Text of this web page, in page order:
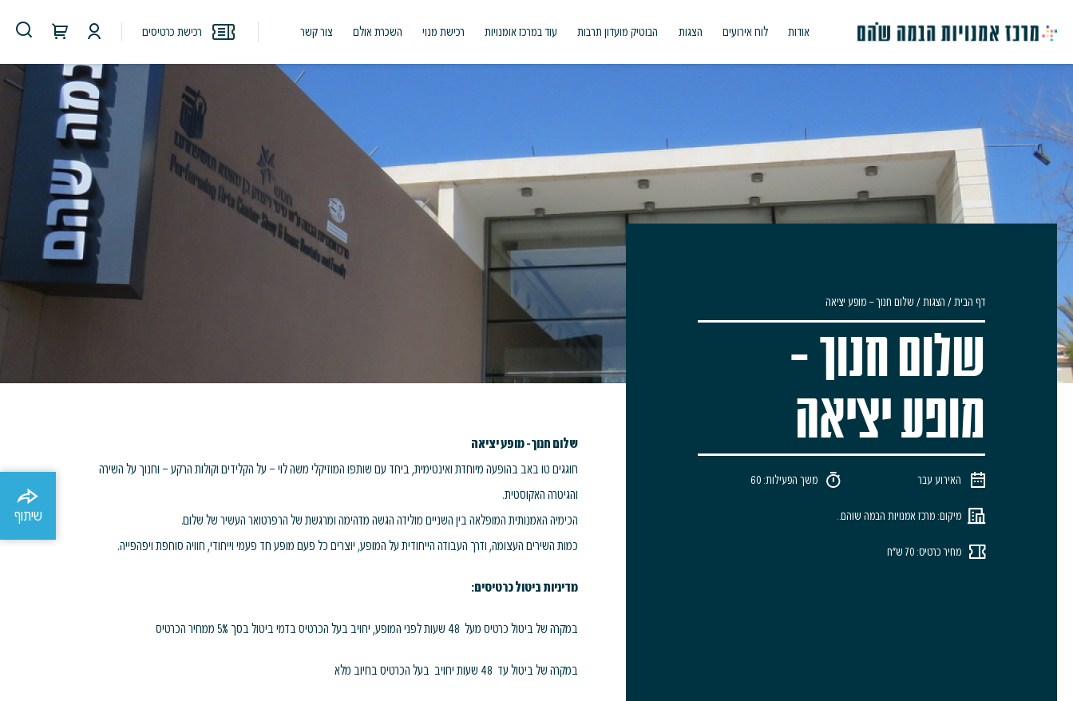
אודות לוח אירועים הצגות הבוטיק מועדון תרבות עוד במרכז אומנויות רכישת מנוי השכרת אולם צור קשר רכישת כרטיסים
חיפוש
שיתוף
דף הבית/הצגות/שלום חנוך – מופע יציאה
שלום חנוך –
מופע יציאה
האירוע עבר משך הפעילות: 60
מיקום: מרכז אמנויות הבמה שוהם..
מחיר כרטיס: 70 ש"ח
שיתוף
שלום חנוך- מופע יציאה
חוגגים טו באב בהופעה מיוחדת ואינטימית, ביחד עם שותפו המוזיקלי משה לוי – על הקלידים וקולות הרקע – וחנוך על השירה
והגיטרה האקוסטית.
הכימיה האמנותית המופלאה בין השניים מולידה הגשה מדהימה ומרגשת של הרפרטואר העשיר של שלום.
כמות השירים העצומה, ודרך העבודה הייחודית על המופע, יוצרים כל פעם מופע חד פעמי וייחודי, חוויה סוחפת ויפהפייה.
מדיניות ביטול כרטיסים:
במקרה של ביטול כרטיס מעל 48 שעות לפני המופע, יחויב בעל הכרטיס בדמי ביטול בסך 5% ממחיר הכרטיס
במקרה של ביטול עד 48 שעות יחויב בעל הכרטיס בחיוב מלא